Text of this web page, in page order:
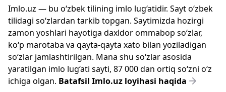
Imlo.uz — bu o‘zbek tilining imlo lug‘atidir. Sayt o‘zbek
tilidagi so‘zlardan tarkib topgan. Saytimizda hozirgi
zamon yoshlari hayotiga daxldor ommabop so‘zlar,
ko‘p marotaba va qayta-qayta xato bilan yoziladigan
so‘zlar jamlashtirilgan. Mana shu so‘zlar asosida
yaratilgan imlo lug‘ati sayti, 87 000 dan ortiq so‘zni o‘z
ichiga olgan. Batafsil Imlo.uz loyihasi haqida